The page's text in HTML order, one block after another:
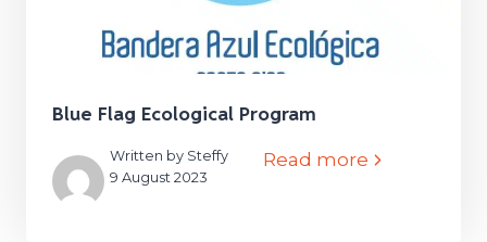
Blue Flag Ecological Program
Written by Steffy
9 August 2023
Read more